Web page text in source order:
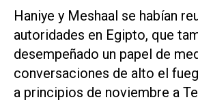
Haniye y Meshaal se habían
autoridades en Egipto, que
desempeñado un papel de
conversaciones de alto el
a principios de noviembre a